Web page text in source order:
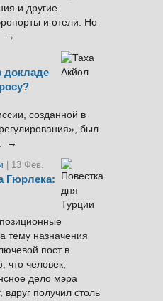
и другие.
и отели. Но
→
докладе
созданной в
был
→
| 13 Фев.
Гюрлека:
тему назначения
пост в
что человек,
дело мэра
получил столь